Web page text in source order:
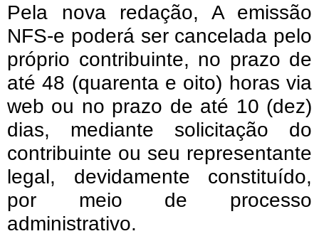
Pela nova redação, A emissão
NFS-e poderá ser cancelada pelo
próprio contribuinte, no prazo de
até 48 (quarenta e oito) horas via
web ou no prazo de até 10 (dez)
dias, mediante solicitação do
contribuinte ou seu representante
legal, devidamente constituído,
por meio de processo
administrativo.